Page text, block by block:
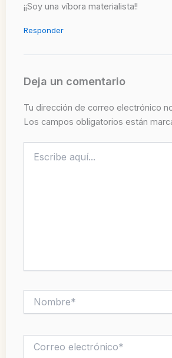
¡¡Soy una víbora materialista!!
Responder
Deja un comentario
Tu dirección de correo electrónico
Los campos obligatorios están
aquí...
electrónico*